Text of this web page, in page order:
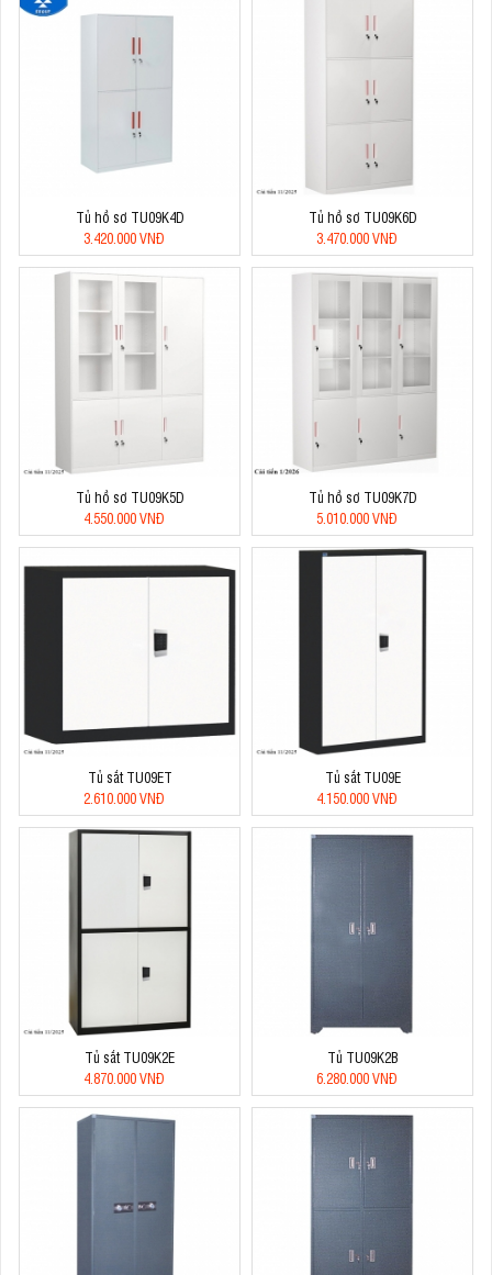
Tủ hồ sơ TU09K4D
3.420.000 VNĐ
Tủ hồ sơ TU09K6D
3.470.000 VNĐ
Tủ hồ sơ TU09K5D
4.550.000 VNĐ
Tủ hồ sơ TU09K7D
5.010.000 VNĐ
Tủ sắt TU09ET
2.610.000 VNĐ
Tủ sắt TU09E
4.150.000 VNĐ
Tủ sắt TU09K2E
4.870.000 VNĐ
Tủ TU09K2B
6.280.000 VNĐ